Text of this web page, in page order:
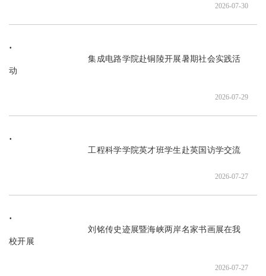
2026-07-30
                               集成电路学院赴铜陵开展暑期社会实践活
动
2026-07-29
                               工程科学学院英才班学生赴英国访学交流
2026-07-27
                               刘铭传史迹展暨海峡两岸名家书画展在我
校开展
2026-07-27